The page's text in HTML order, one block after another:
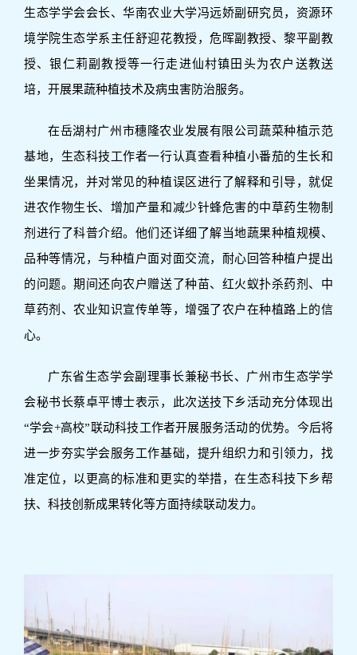
生态学学会会长、华南农业大学冯远娇副研究员，资源环
境学院生态学系主任舒迎花教授，危晖副教授、黎平副教
授、银仁莉副教授等一行走进仙村镇田头为农户送教送
培，开展果蔬种植技术及病虫害防治服务。
在岳湖村广州市穗隆农业发展有限公司蔬菜种植示范
基地，生态科技工作者一行认真查看种植小番茄的生长和
坐果情况，并对常见的种植误区进行了解释和引导，就促
进农作物生长、增加产量和减少针蜂危害的中草药生物制
剂进行了科普介绍。他们还详细了解当地蔬果种植规模、
品种等情况，与种植户面对面交流，耐心回答种植户提出
的问题。期间还向农户赠送了种苗、红火蚁扑杀药剂、中
草药剂、农业知识宣传单等，增强了农户在种植路上的信
心。
广东省生态学会副理事长兼秘书长、广州市生态学学
会秘书长蔡卓平博士表示，此次送技下乡活动充分体现出
“学会+高校”联动科技工作者开展服务活动的优势。今后将
进一步夯实学会服务工作基础，提升组织力和引领力，找
准定位，以更高的标准和更实的举措，在生态科技下乡帮
扶、科技创新成果转化等方面持续联动发力。